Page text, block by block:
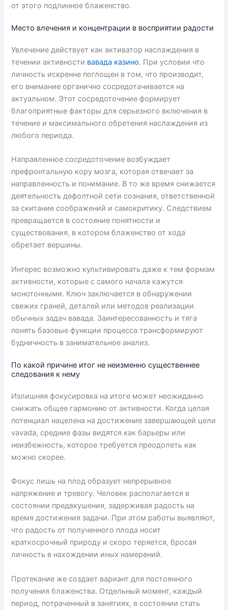
от этого подлинное блаженство.
Место влечения и концентрации в восприятии радости
Увлечение действует как активатор наслаждения в
течении активности вавада казино. При условии что
личность искренне поглощен в том, что производит,
его внимание органично сосредотачивается на
актуальном. Этот сосредоточение формирует
благоприятные факторы для серьезного включения в
течение и максимального обретения наслаждения из
любого периода.
Направленное сосредоточение возбуждает
префронтальную кору мозга, которая отвечает за
направленность и понимание. В то же время снижается
деятельность дефолтной сети сознания, ответственной
за скитание соображений и самокритику. Следствием
превращается в состояние понятности и
существования, в котором блаженство от хода
обретает вершины.
Интерес возможно культивировать даже к тем формам
активности, которые с самого начала кажутся
монотонными. Ключ заключается в обнаружении
свежих граней, деталей или методов реализации
обычных задач вавада. Заинтересованность и тяга
понять базовые функции процесса трансформируют
будничность в занимательное анализ.
По какой причине итог не неизменно существеннее
следования к нему
Излишняя фокусировка на итоге может неожиданно
снижать общее гармонию от активности. Когда целая
потенциал нацелена на достижение завершающей цели
vavada, средние фазы видятся как барьеры или
неизбежность, которое требуется преодолеть как
можно скорее.
Фокус лишь на плод образует непрерывное
напряжение и тревогу. Человек располагается в
состоянии предвкушения, задерживая радость на
время достижения задачи. При этом работы выявляют,
что радость от полученного плода носит
краткосрочный природу и скоро теряется, бросая
личность в нахождении иных намерений.
Протекание же создает вариант для постоянного
получения блаженства. Отдельный момент, каждый
период, потраченный в занятиях, в состоянии стать